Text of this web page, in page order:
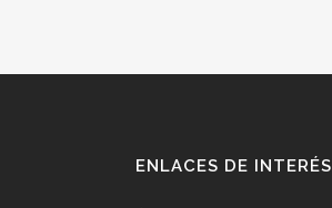
ENLACES DE INTERÉS